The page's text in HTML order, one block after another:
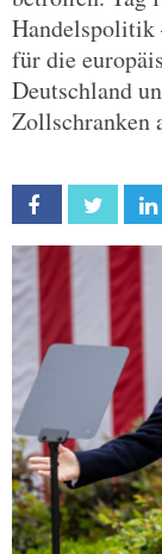
Handelspolitik
für die
Deutschland
Zollschranken
Facebook Twitter